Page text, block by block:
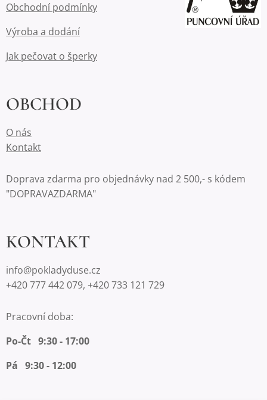
Obchodní podmínky
Výroba a dodání
Jak pečovat o šperky
OBCHOD
O nás
Kontakt
Doprava zdarma pro objednávky nad 2 500,- s kódem
"DOPRAVAZDARMA"
KONTAKT
info@pokladyduse.cz
+420 777 442 079, +420 733 121 729
Pracovní doba:
Po-Čt 9:30 - 17:00
Pá 9:30 - 12:00